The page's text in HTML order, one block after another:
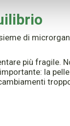
di
più fragile.
la